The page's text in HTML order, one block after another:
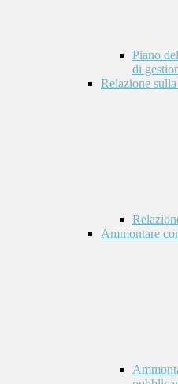
Piano
di
Relazione
Ammontare